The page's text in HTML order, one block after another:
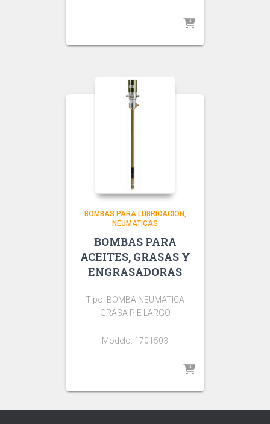
BOMBAS PARA LUBRICACION
NEUMATICAS
BOMBAS PARA
ACEITES, GRASAS Y
ENGRASADORAS
Tipo: BOMBA NEUMATICA
GRASA PIE LARGO
Modelo: 1701503